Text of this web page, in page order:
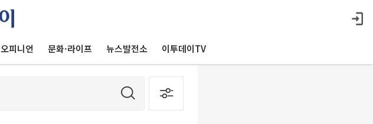
오피니언 문화·라이프 뉴스발전소 이투데이TV